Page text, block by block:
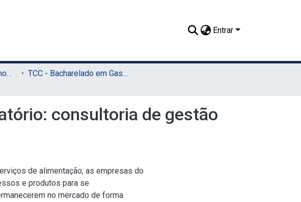
Entrar
Bacharelado em Gastronomia (Sede)
TCC - Bacharelado em Gastronomia (Sede)
consultoria de gestão
de alimentação, as empresas do
e produtos para se
no mercado de forma